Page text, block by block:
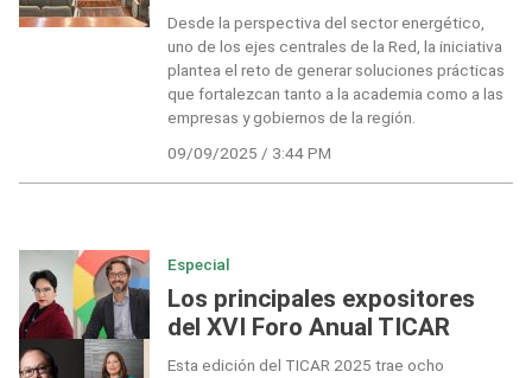
Desde la perspectiva del sector energético,
uno de los ejes centrales de la Red, la iniciativa
plantea el reto de generar soluciones prácticas
que fortalezcan tanto a la academia como a las
empresas y gobiernos de la región.
09/09/2025 / 3:44 PM
Especial
Los principales expositores
del XVI Foro Anual TICAR
Esta edición del TICAR 2025 trae ocho